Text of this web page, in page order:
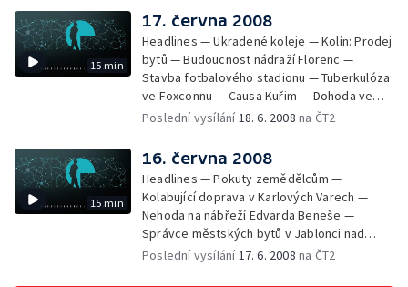
Kuřimská kauza 2. dnem u soudu — Poplatky
novorozenců v porodnici — Milovice —
Nejkrásnější nádraží
15 min
17. června 2008
Headlines — Ukradené koleje — Kolín: Prodej
bytů — Budoucnost nádraží Florenc —
Stavba fotbalového stadionu — Tuberkulóza
ve Foxconnu — Causa Kuřim — Dohoda ve
straně Zelených — Tunelování Lesů ČR? —
Pictus naposledy v ČR
Poslední vysílání18. 6. 2008 na ČT2
15 min
16. června 2008
Headlines — Pokuty zemědělcům —
Kolabující doprava v Karlových Varech —
Nehoda na nábřeží Edvarda Beneše —
Správce městských bytů v Jablonci nad
Nisou — Kateřina Jacques odstoupila ze své
Poslední vysílání17. 6. 2008 na ČT2